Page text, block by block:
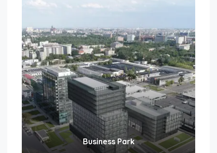
Business Park